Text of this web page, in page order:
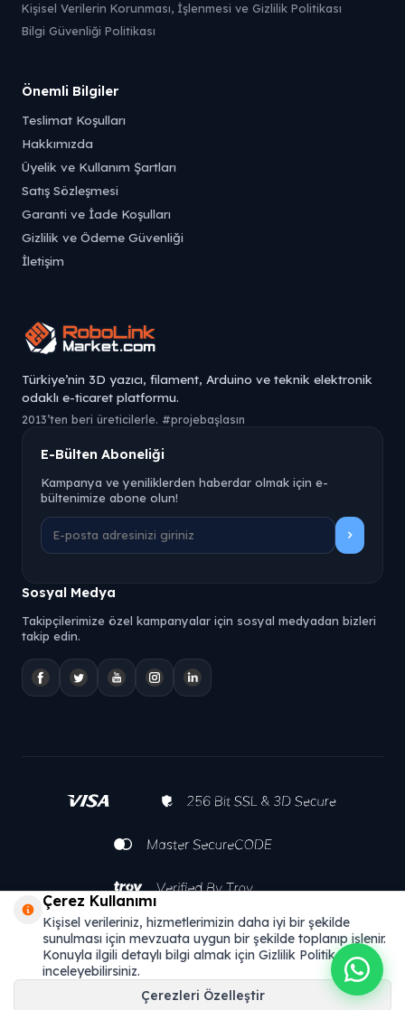
Kişisel Verilerin Korunması, İşlenmesi ve Gizlilik Politikası
Bilgi Güvenliği Politikası
Önemli Bilgiler
Teslimat Koşulları
Hakkımızda
Üyelik ve Kullanım Şartları
Satış Sözleşmesi
Garanti ve İade Koşulları
Gizlilik ve Ödeme Güvenliği
İletişim
Türkiye’nin 3D yazıcı, filament, Arduino ve teknik elektronik
odaklı e-ticaret platformu.
2013’ten beri üreticilerle. #projebaşlasın
E-Bülten Aboneliği
Kampanya ve yeniliklerden haberdar olmak için e-
bültenimize abone olun!
Sosyal Medya
Takipçilerimize özel kampanyalar için sosyal medyadan bizleri
takip edin.
Çerez Kullanımı
Kişisel verileriniz, hizmetlerimizin daha iyi bir şekilde
sunulması için mevzuata uygun bir şekilde toplanıp işlenir.
Konuyla ilgili detaylı bilgi almak için Gizlilik Politikamızı
inceleyebilirsiniz.
Çerezleri Özelleştir